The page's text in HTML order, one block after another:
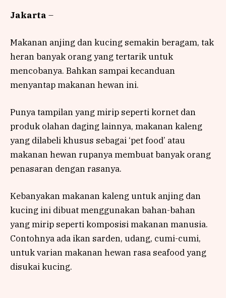
Jakarta –
Makanan anjing dan kucing semakin beragam, tak
heran banyak orang yang tertarik untuk
mencobanya. Bahkan sampai kecanduan
menyantap makanan hewan ini.
Punya tampilan yang mirip seperti kornet dan
produk olahan daging lainnya, makanan kaleng
yang dilabeli khusus sebagai ‘pet food’ atau
makanan hewan rupanya membuat banyak orang
penasaran dengan rasanya.
Kebanyakan makanan kaleng untuk anjing dan
kucing ini dibuat menggunakan bahan-bahan
yang mirip seperti komposisi makanan manusia.
Contohnya ada ikan sarden, udang, cumi-cumi,
untuk varian makanan hewan rasa seafood yang
disukai kucing.